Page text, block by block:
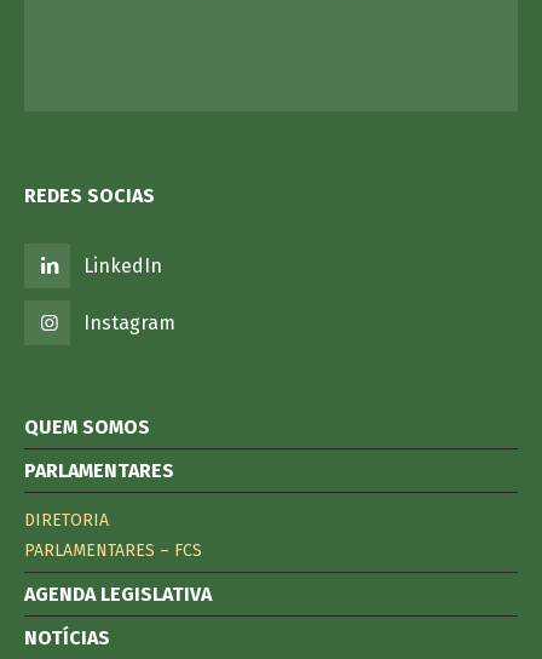
REDES SOCIAS
LinkedIn
Instagram
QUEM SOMOS
PARLAMENTARES
DIRETORIA
PARLAMENTARES – FCS
AGENDA LEGISLATIVA
NOTÍCIAS